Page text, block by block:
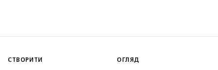
СТВОРИТИ ОГЛЯД